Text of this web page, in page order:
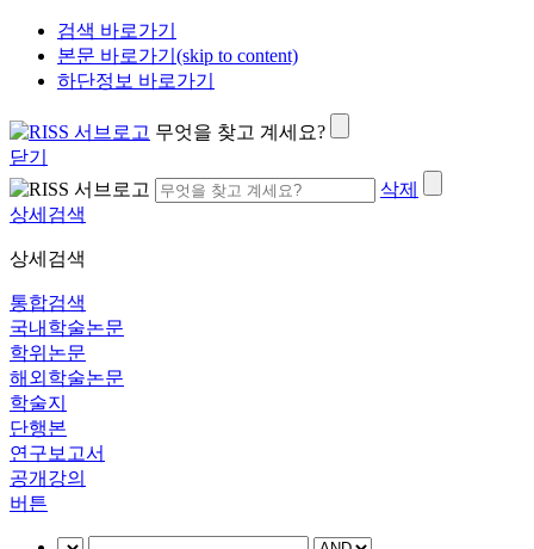
검색 바로가기
본문 바로가기(skip to content)
하단정보 바로가기
무엇을 찾고 계세요?
닫기
삭제
상세검색
상세검색
통합검색
국내학술논문
학위논문
해외학술논문
학술지
단행본
연구보고서
공개강의
버튼